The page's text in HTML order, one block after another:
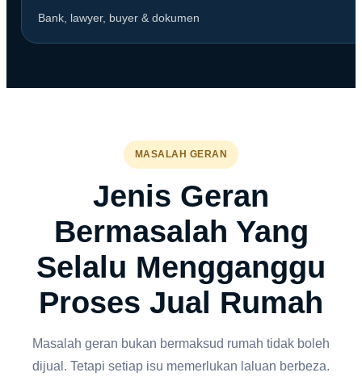
Bank, lawyer, buyer & dokumen
MASALAH GERAN
Jenis Geran
Bermasalah Yang
Selalu Mengganggu
Proses Jual Rumah
Masalah geran bukan bermaksud rumah tidak boleh
dijual. Tetapi setiap isu memerlukan laluan berbeza.